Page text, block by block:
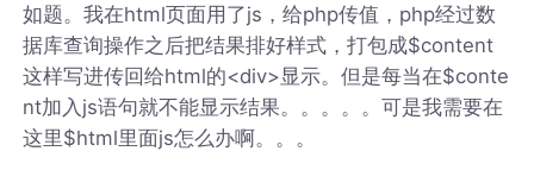
如题。我在html页面用了js，给php传值，php经过数
据库查询操作之后把结果排好样式，打包成$content
这样写进传回给html的<div>显示。但是每当在$conte
nt加入js语句就不能显示结果。。。。。可是我需要在
这里$html里面js怎么办啊。。。